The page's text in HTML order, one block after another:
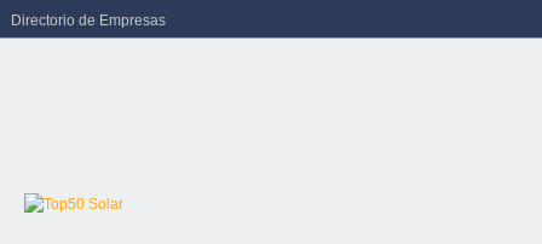
Directorio de Empresas